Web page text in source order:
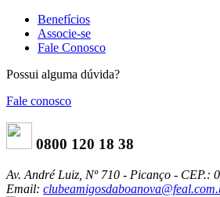
Benefícios
Associe-se
Fale Conosco
Possui alguma dúvida?
Fale conosco
0800 120 18 38
Av. André Luiz, Nº 710 - Picanço - CEP.:
Email: